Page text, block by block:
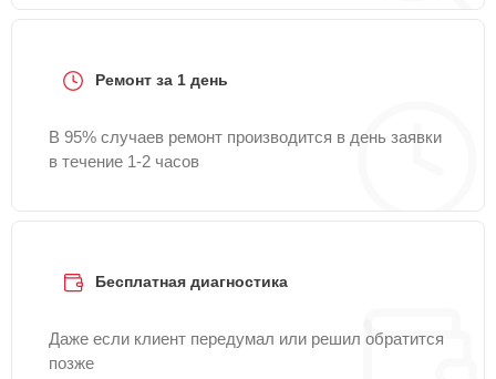
Ремонт за 1 день
В 95% случаев ремонт производится в день заявки
в течение 1-2 часов
Бесплатная диагностика
Даже если клиент передумал или решил обратится
позже